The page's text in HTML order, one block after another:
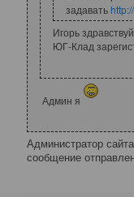
задавать
Игорь
ЮГ-Клад
Админ я
Администратор
сообщение